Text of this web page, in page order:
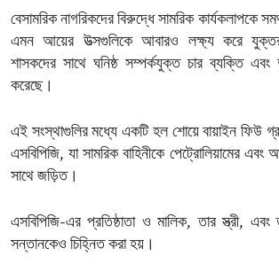
বেসামরিক নাগরিকদের বিরুদ্ধে সামরিক কার্যকলাপকে
এমন আয়ের উত্সগুলিকে আবারও লক্ষ্য করে
শাসকদের সাথে ঘনিষ্ঠ সম্পর্কযুক্ত চার ব্যক্তি এবং
করেছে।
এই সংস্থাগুলির মধ্যে একটি হল শোয়ে বায়াইন ফিউ
এসবিপিজি, যা সামরিক বাহিনীকে পেট্রোলিয়ামের এবং
সাথে জড়িত।
এসবিপিজি-এর প্রতিষ্ঠাতা ও মালিক, তার স্ত্রী,
সন্তানকেও চিহ্নিত করা হয়।